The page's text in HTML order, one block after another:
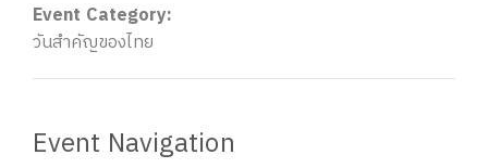
Event Category:
วันสำคัญของไทย
Event Navigation